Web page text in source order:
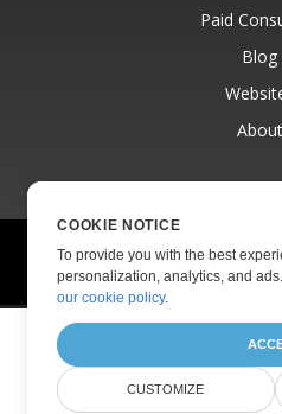
Paid
Blog
About
© Aspose Pty Ltd 2001-
Privacy Policy
COOKIE NOTICE
To provide you with the best
personalization, analytics, and
our cookie policy.
CUSTOMIZE